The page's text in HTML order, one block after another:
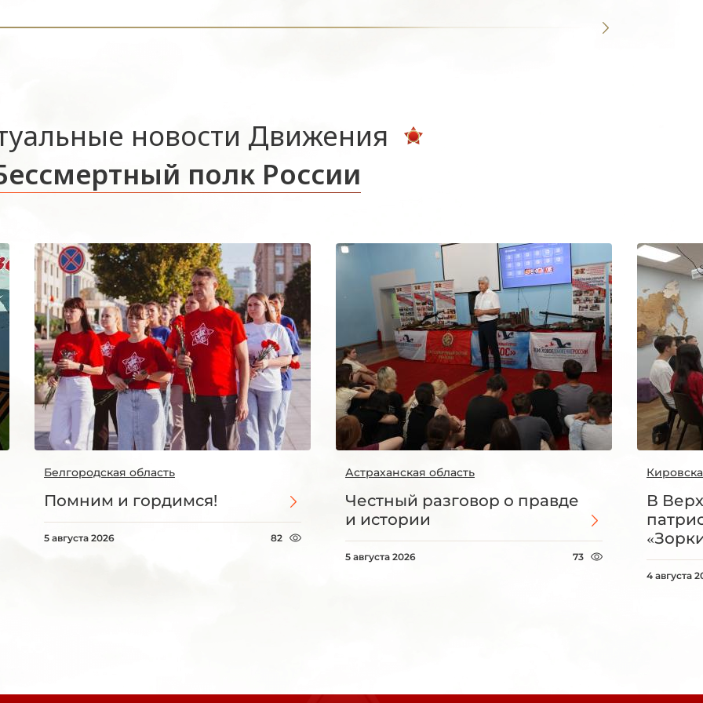
новости Движения
полк России
Белгородская область
Помним и гордимся!
5 августа 2026 82
Астраханская область
Честный разговор о правде
и истории
5 августа 2026 73
В
4 августа